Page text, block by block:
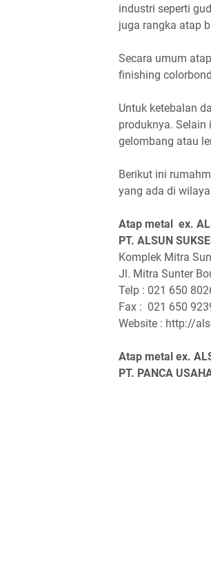
industri seperti
juga rangka atap
Secara umum
finishing
Untuk ketebalan
produknya.
gelombang atau
Berikut ini
yang ada di
Atap metal ex.
PT. ALSUN
Komplek Mitra
Jl. Mitra Sunter
Telp : 021 650
Fax : 021 650
Website : http://
Atap metal ex.
PT. PANCA